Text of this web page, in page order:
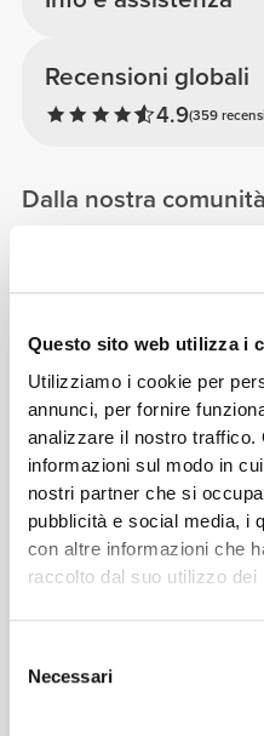
Questo sito web utilizza i
Utilizziamo i cookie per
annunci, per fornire
analizzare il nostro traffico.
informazioni sul modo in
nostri partner che si
pubblicità e social media, i
con altre informazioni che
raccolto dal suo utilizzo dei
delNecessari
Recensioni globali
4.9(359
Dalla nostra comunità